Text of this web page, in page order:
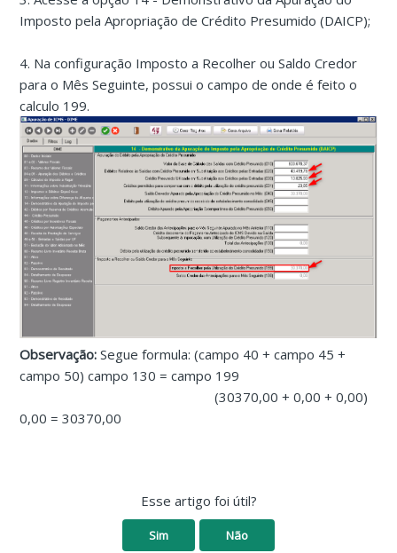
Imposto pela Apropriação de Crédito Presumido (DAICP);
4. Na configuração Imposto a Recolher ou Saldo Credor
para o Mês Seguinte, possui o campo de onde é feito o
calculo 199.
Observação: Segue formula: (campo 40 + campo 45 +
campo 50) campo 130 = campo 199
(30370,00 + 0,00 + 0,00)
0,00 = 30370,00
Esse artigo foi útil?
Sim Não